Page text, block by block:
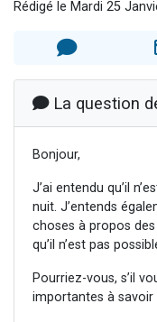
Rédigé le Mardi 25
La question
Bonjour,
J’ai entendu qu’il
nuit. J’entends
choses à propos
qu’il n’est pas
Pourriez-vous, s’il
importantes à savoir